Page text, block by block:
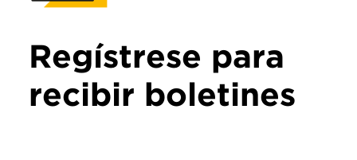
Regístrese para
recibir boletines